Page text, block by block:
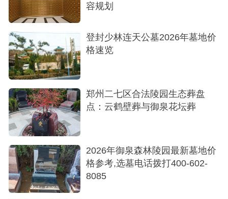
型陵园。它成功地将传统的殡葬功能提升到了生态
纪念与人文传承的新高度，是郑州市民一个非常值
得考虑的优秀选择。
容规划
登封少林连天公墓2026年墓地价
格速览
郑州二七区合法陵园生态葬盘
点：云鹤壁葬与御泉花坛葬
2026年御泉森林陵园最新墓地价
格参考,选墓电话拨打400-602-
8085